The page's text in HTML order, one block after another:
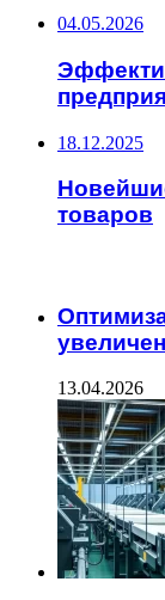
04.05.2026
18.12.2025
товаров
13.04.2026